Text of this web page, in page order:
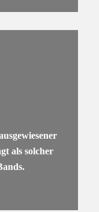
als solcher